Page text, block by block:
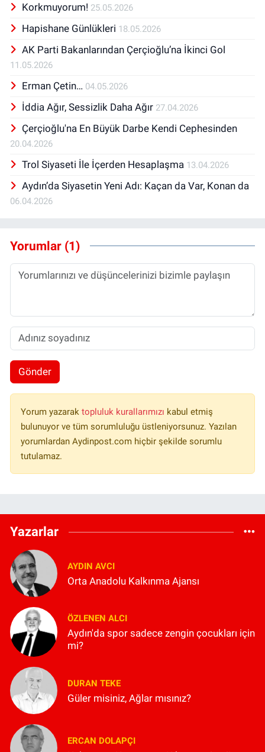
Korkmuyorum! 25.05.2026
Hapishane Günlükleri 18.05.2026
AK Parti Bakanlarından Çerçioğlu’na İkinci Gol
11.05.2026
Erman Çetin… 04.05.2026
İddia Ağır, Sessizlik Daha Ağır 27.04.2026
Çerçioğlu'na En Büyük Darbe Kendi Cephesinden
20.04.2026
Trol Siyaseti İle İçerden Hesaplaşma 13.04.2026
Aydın’da Siyasetin Yeni Adı: Kaçan da Var, Konan da
06.04.2026
Yorumlar (1)
Gönder
Yorum yazarak topluluk kurallarımızı kabul etmiş
bulunuyor ve tüm sorumluluğu üstleniyorsunuz. Yazılan
yorumlardan Aydinpost.com hiçbir şekilde sorumlu
tutulamaz.
Yazarlar
AYDIN AVCI
Orta Anadolu Kalkınma Ajansı
ÖZLENEN ALCI
Aydın'da spor sadece zengin çocukları için
mi?
DURAN TEKE
Güler misiniz, Ağlar mısınız?
ERCAN DOLAPÇI